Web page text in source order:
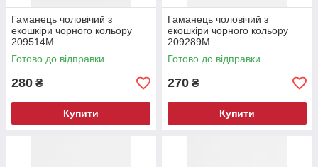
Гаманець чоловічий з
екошкіри чорного кольору
209514M
Готово до відправки
280 ₴
Купити
Гаманець чоловічий з
екошкіри чорного кольору
209289M
Готово до відправки
270 ₴
Купити